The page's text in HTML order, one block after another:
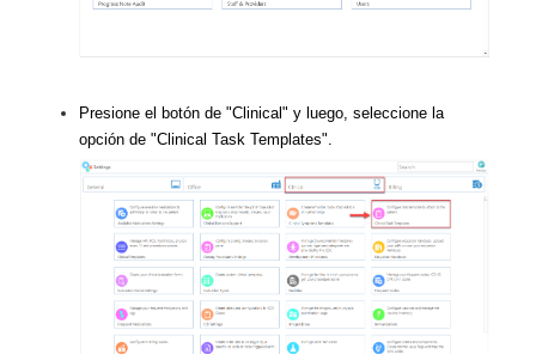
Presione el botón de "Clinical" y luego, seleccione la
opción de "Clinical Task Templates".